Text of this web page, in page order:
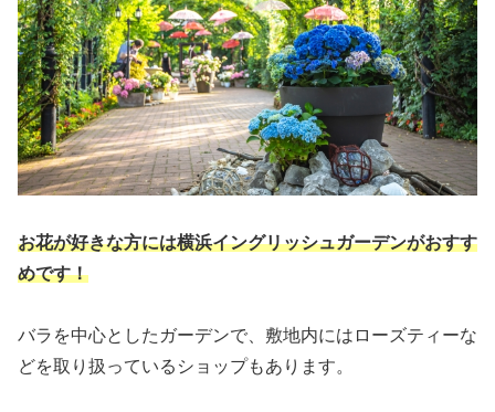
お花が好きな方には横浜イングリッシュガーデンがおすす
めです！
バラを中心としたガーデンで、敷地内にはローズティーな
どを取り扱っているショップもあります。